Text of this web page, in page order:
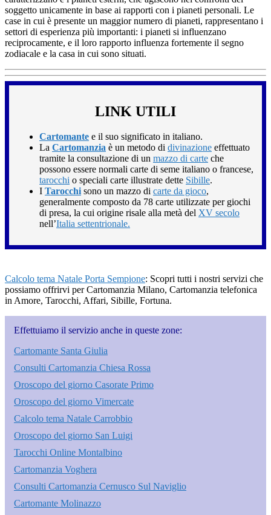
soggetto unicamente in base ai rapporti con i pianeti personali. Le
case in cui è presente un maggior numero di pianeti, rappresentano i
settori di esperienza più importanti: i pianeti si influenzano
reciprocamente, e il loro rapporto influenza fortemente il segno
zodiacale e la casa in cui sono situati.
LINK UTILI
Cartomante e il suo significato in italiano.
La Cartomanzia è un metodo di divinazione effettuato
tramite la consultazione di un mazzo di carte che
possono essere normali carte di seme italiano o francese,
tarocchi o speciali carte illustrate dette Sibille.
I Tarocchisono un mazzo di carte da gioco,
generalmente composto da 78 carte utilizzate per giochi
di presa, la cui origine risale alla metà del XV secolo
nell’Italia settentrionale.
Calcolo tema Natale Porta Sempione: Scopri tutti i nostri servizi che
possiamo offrirvi per Cartomanzia Milano, Cartomanzia telefonica
in Amore, Tarocchi, Affari, Sibille, Fortuna.
Effettuiamo il servizio anche in queste zone:
Cartomante Santa Giulia
Consulti Cartomanzia Chiesa Rossa
Oroscopo del giorno Casorate Primo
Oroscopo del giorno Vimercate
Calcolo tema Natale Carrobbio
Oroscopo del giorno San Luigi
Tarocchi Online Montalbino
Cartomanzia Voghera
Consulti Cartomanzia Cernusco Sul Naviglio
Cartomante Molinazzo